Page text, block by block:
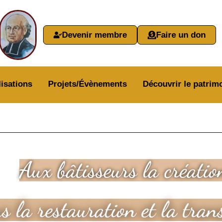
Devenir membre Faire un don
Projets/Évènements Découvrir le
Aux bâtisseurs la
la restauration et la